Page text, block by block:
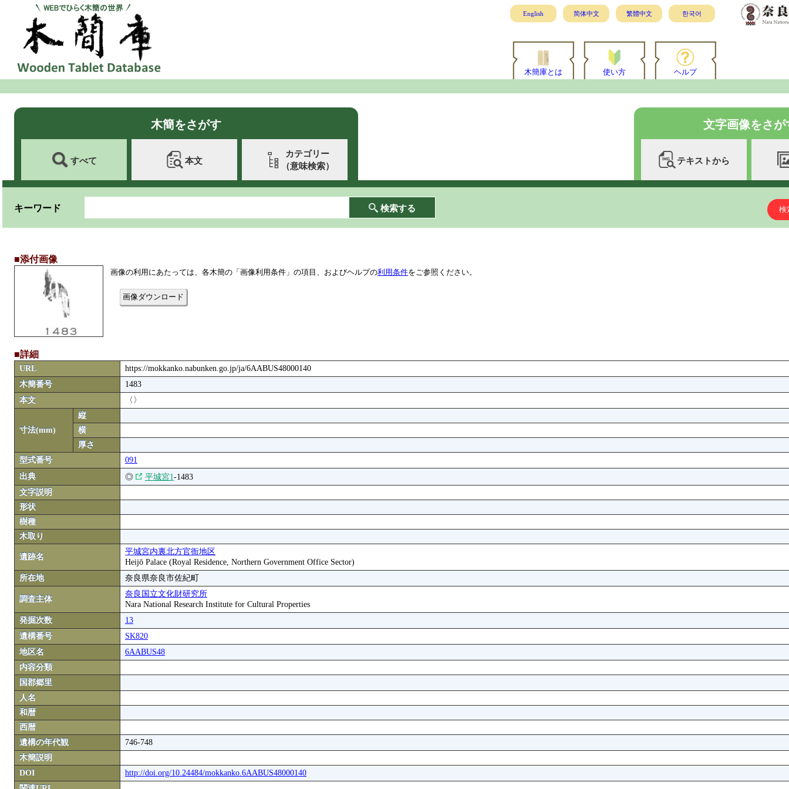
English 简体中文 繁體中文 한국어
木簡庫とは 使い方 ヘルプ
木簡をさがす
すべて 本文
カテゴリー
（意味検索）
文字画像をさが
テキストから
キーワード 検索する 検
■添付画像
画像の利用にあたっては、各木簡の「画像利用条件」の項目、およびヘルプの利用条件をご参照ください。
画像ダウンロード
■詳細
URL
https://mokkanko.nabunken.go.jp/ja/6AABUS48000140
木簡番号
1483
本文
〈〉
寸法(mm)
縦
横
厚さ
型式番号
091
出典
◎ 平城宮1-1483
文字説明
形状
樹種
木取り
遺跡名
平城宮内裏北方官衙地区
Heijō Palace (Royal Residence, Northern Government Office Sector)
所在地
奈良県奈良市佐紀町
調査主体
奈良国立文化財研究所
Nara National Research Institute for Cultural Properties
発掘次数
13
遺構番号
SK820
地区名
6AABUS48
内容分類
国郡郷里
人名
和暦
西暦
遺構の年代観
746-748
木簡説明
DOI
http://doi.org/10.24484/mokkanko.6AABUS48000140